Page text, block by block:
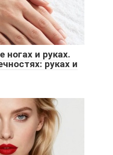
ногах и руках.
руках и